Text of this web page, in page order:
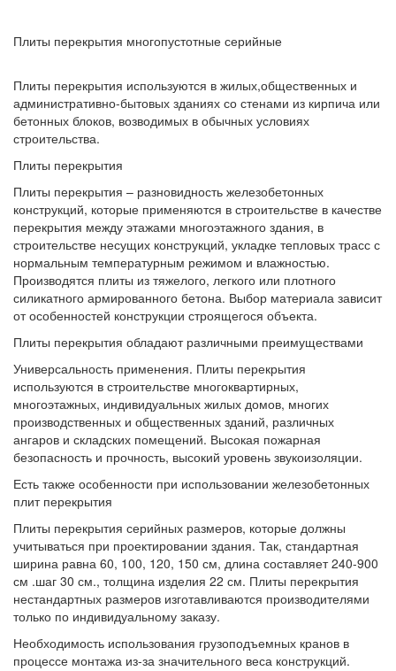
Плиты перекрытия многопустотные серийные
Плиты перекрытия используются в жилых,общественных и
административно-бытовых зданиях со стенами из кирпича или
бетонных блоков, возводимых в обычных условиях
строительства.
Плиты перекрытия
Плиты перекрытия – разновидность железобетонных
конструкций, которые применяются в строительстве в качестве
перекрытия между этажами многоэтажного здания, в
строительстве несущих конструкций, укладке тепловых трасс с
нормальным температурным режимом и влажностью.
Производятся плиты из тяжелого, легкого или плотного
силикатного армированного бетона. Выбор материала зависит
от особенностей конструкции строящегося объекта.
Плиты перекрытия обладают различными преимуществами
Универсальность применения. Плиты перекрытия
используются в строительстве многоквартирных,
многоэтажных, индивидуальных жилых домов, многих
производственных и общественных зданий, различных
ангаров и складских помещений. Высокая пожарная
безопасность и прочность, высокий уровень звукоизоляции.
Есть также особенности при использовании железобетонных
плит перекрытия
Плиты перекрытия серийных размеров, которые должны
учитываться при проектировании здания. Так, стандартная
ширина равна 60, 100, 120, 150 см, длина составляет 240-900
см .шаг 30 см., толщина изделия 22 см. Плиты перекрытия
нестандартных размеров изготавливаются производителями
только по индивидуальному заказу.
Необходимость использования грузоподъемных кранов в
процессе монтажа из-за значительного веса конструкций.